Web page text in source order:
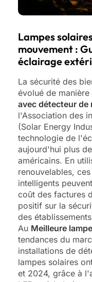
Lampes
mouvement :
éclairage
La sécurité des
évolué de
avec détecteur de
l'Association des
(Solar Energy
technologie de
aujourd'hui plus
américains. En
renouvelables,
intelligents
coût des factures
positif sur la
des
Au Meilleure
tendances du
installations de
lampes solaires
et 2024, grâce à